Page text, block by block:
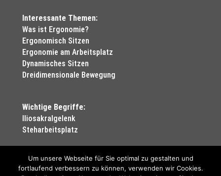
Interessante Themen:
Was ist Ergonomie?
Ergonomisch Sitzen
Ergonomie am Arbeitsplatz
Dynamisches Sitzen
Dreidimensionale Bewegung
Wichtige Begriffe:
Iliosakralgelenk
Steharbeitsplatz
Um unsere Webseite für Sie optimal zu gestalten und
fortlaufend verbessern zu können, verwenden wir Cookies.